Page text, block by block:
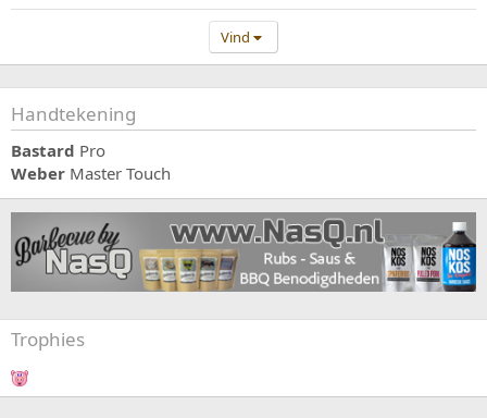
Vind
Handtekening
Bastard Pro
Weber Master Touch
Trophies